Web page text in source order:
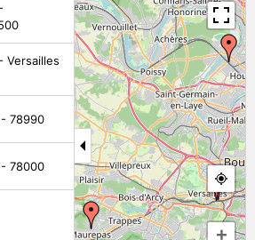
Versailles
78990
78000
+